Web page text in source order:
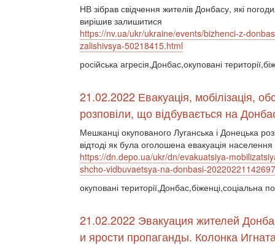
НВ зібрав свідчення жителів Донбасу, які
вирішив залишитися
https://nv.ua/ukr/ukraine/events/bizhenci-z-
zalishivsya-50218415.html
російська агресія,Донбас,окуповані
21.02.2022 Евакуація, мобілізація,
розповіли, що відбувається на
Мешканці окупованого Луганська і Донецька
відтоді як була оголошена евакуація населення
https://dn.depo.ua/ukr/dn/evakuatsiya-
shcho-vidbuvaetsya-na-donbasi-
окуповані території,Донбас,біженці,соціальна
21.02.2022 Эвакуация жителей
и ярости пропаганды. Колонка